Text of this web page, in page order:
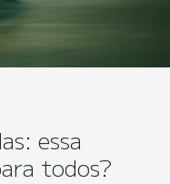
essa
todos?